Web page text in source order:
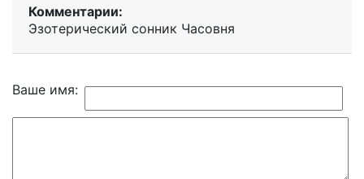
Комментарии:
Эзотерический cонник Часовня
Ваше имя: